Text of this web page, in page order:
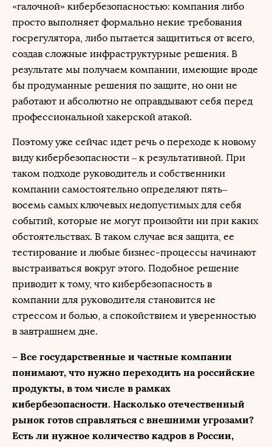
«галочной» кибербезопасностью: компания либо
просто выполняет формально некие требования
госрегулятора, либо пытается защититься от всего,
создав сложные инфраструктурные решения. В
результате мы получаем компании, имеющие вроде
бы продуманные решения по защите, но они не
работают и абсолютно не оправдывают себя перед
профессиональной хакерской атакой.
Поэтому уже сейчас идет речь о переходе к новому
виду кибербезопасности – к результативной. При
таком подходе руководитель и собственники
компании самостоятельно определяют пять–
восемь самых ключевых недопустимых для себя
событий, которые не могут произойти ни при каких
обстоятельствах. В таком случае вся защита, ее
тестирование и любые бизнес-процессы начинают
выстраиваться вокруг этого. Подобное решение
приводит к тому, что кибербезопасность в
компании для руководителя становится не
стрессом и болью, а спокойствием и уверенностью
в завтрашнем дне.
– Все государственные и частные компании
понимают, что нужно переходить на российские
продукты, в том числе в рамках
кибербезопасности. Насколько отечественный
рынок готов справляться с внешними угрозами?
Есть ли нужное количество кадров в России,